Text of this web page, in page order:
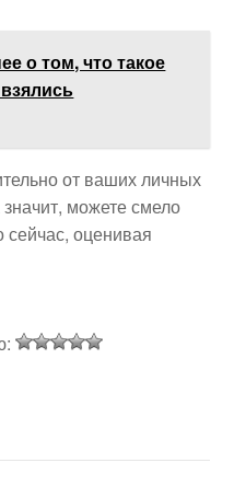
о том, что такое
от ваших личных
можете смело
сейчас, оценивая